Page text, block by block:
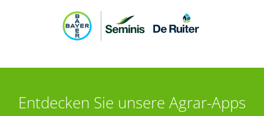
Entdecken Sie unsere Agrar-Apps